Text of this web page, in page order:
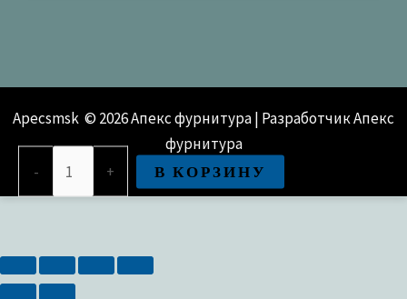
Apecsmsk © 2026 Апекс фурнитура | Разработчик Апекс
фурнитура
-
КВ-1
(белый)
+ В КОРЗИНУ